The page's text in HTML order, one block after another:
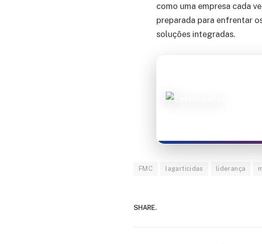
como uma empresa cada
preparada para enfrentar
soluções integradas.
FMC lagarticidas liderança
SHARE.